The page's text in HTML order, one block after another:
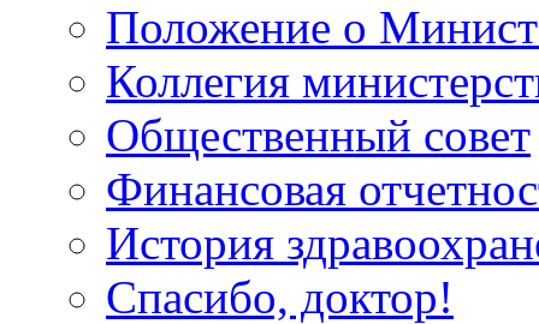
Положение о
Коллегия
Общественный совет
Финансовая
История
Спасибо, доктор!